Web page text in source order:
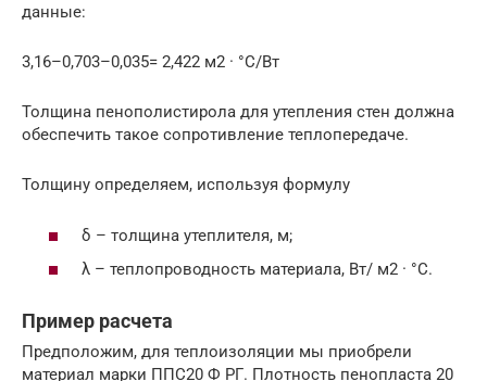
данные:
3,16–0,703–0,035= 2,422 м2 · °C/Вт
Толщина пенополистирола для утепления стен должна
обеспечить такое сопротивление теплопередаче.
Толщину определяем, используя формулу
δ – толщина утеплителя, м;
λ – теплопроводность материала, Вт/ м2 · °C.
Пример расчета
Предположим, для теплоизоляции мы приобрели
материал марки ППС20 Ф РГ. Плотность пенопласта 20